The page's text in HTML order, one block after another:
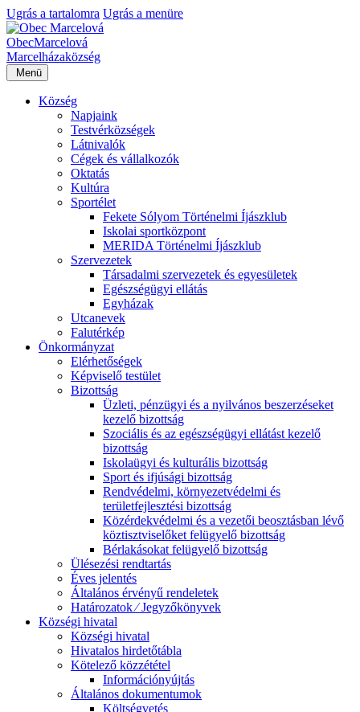
Ugrás a tartalomra Ugrás a menüre
ObecMarcelová
Marcelházaközség
Menü
Község
Napjaink
Testvérközségek
Látnivalók
Cégek és vállalkozók
Oktatás
Kultúra
Sportélet
Fekete Sólyom Történelmi Íjászklub
Iskolai sportközpont
MERIDA Történelmi Íjászklub
Szervezetek
Társadalmi szervezetek és egyesületek
Egészségügyi ellátás
Egyházak
Utcanevek
Falutérkép
Önkormányzat
Elérhetőségek
Képviselő testület
Bizottság
Üzleti, pénzügyi és a nyilvános beszerzéseket
kezelő bizottság
Szociális és az egészségügyi ellátást kezelő
bizottság
Iskolaügyi és kulturális bizottság
Sport és ifjúsági bizottság
Rendvédelmi, környezetvédelmi és
területfejlesztési bizottság
Közérdekvédelmi és a vezetői beosztásban lévő
köztisztviselőket felügyelő bizottság
Bérlakásokat felügyelő bizottság
Ülésezési rendtartás
Éves jelentés
Általános érvényű rendeletek
Határozatok ⁄ Jegyzőkönyvek
Községi hivatal
Községi hivatal
Hivatalos hirdetőtábla
Kötelező közzététel
Információnyújtás
Általános dokumentumok
Költségvetés